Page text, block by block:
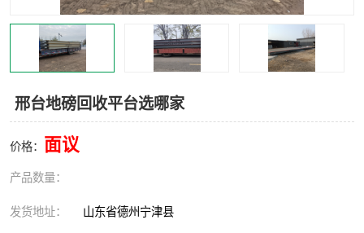
邢台地磅回收平台选哪家
价格： 面议
产品数量：
发货地址： 山东省德州宁津县
塑料撕碎机 金属撕碎机